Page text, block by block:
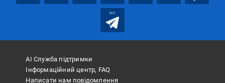
bot
АІ Служба підтримки
Інформаційний центр, FAQ
Написати нам повідомлення